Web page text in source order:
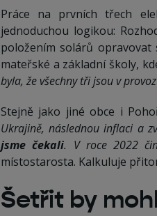
Práce na prvních třech
jednoduchou logikou:
položením solárů opravovat
mateřské a základní školy,
byla, že všechny tři jsou v
Stejně jako jiné obce i
Ukrajině, následnou inflaci a
jsme čekali. V roce 2022
místostarosta. Kalkuluje
Šetřit by